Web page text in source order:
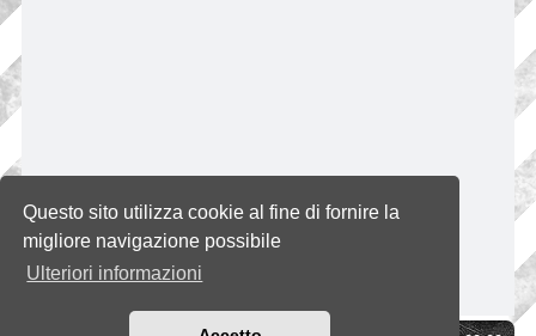
Questo sito utilizza cookie al fine di fornire la
migliore navigazione possibile
Ulteriori informazioni